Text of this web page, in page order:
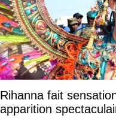
Rihanna fait
apparition